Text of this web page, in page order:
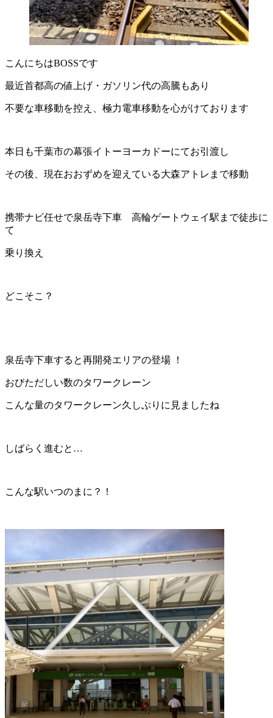
こんにちはBOSSです
最近首都高の値上げ・ガソリン代の高騰もあり
不要な車移動を控え、極力電車移動を心がけております
本日も千葉市の幕張イトーヨーカドーにてお引渡し
その後、現在おおずめを迎えている大森アトレまで移動
携帯ナビ任せで泉岳寺下車 高輪ゲートウェイ駅まで徒歩に
て
乗り換え
どこそこ？
泉岳寺下車すると再開発エリアの登場 ！
おびただしい数のタワークレーン
こんな量のタワークレーン久しぶりに見ましたね
しばらく進むと…
こんな駅いつのまに？！